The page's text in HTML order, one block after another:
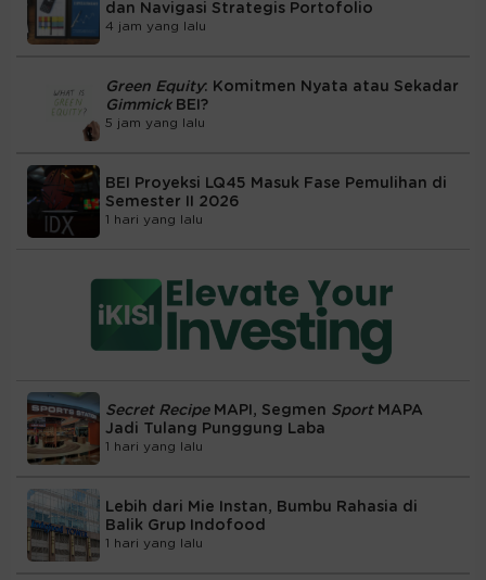
dan Navigasi Strategis Portofolio
4 jam yang lalu
Green Equity: Komitmen Nyata atau Sekadar
Gimmick BEI?
5 jam yang lalu
BEI Proyeksi LQ45 Masuk Fase Pemulihan di
Semester II 2026
1 hari yang lalu
Secret RecipeMAPI, Segmen Sport MAPA
Jadi Tulang Punggung Laba
1 hari yang lalu
Lebih dari Mie Instan, Bumbu Rahasia di
Balik Grup Indofood
1 hari yang lalu